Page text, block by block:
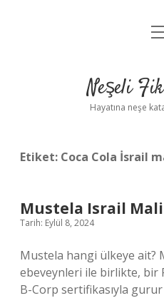
Yasal
Neşeli
Hayatına neşe
Etiket: Coca Cola İsrail
Mustela Israil
Tarih: Eylül 8, 2024
Mustela hangi ülkeye ait?
ebeveynleri ile birlikte, bir
B-Corp sertifikasıyla gurur